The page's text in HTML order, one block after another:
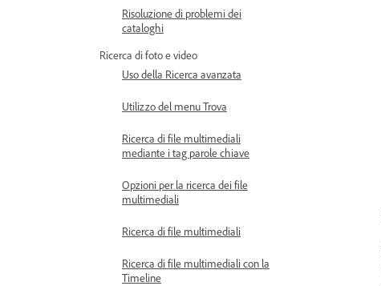
Risoluzione di problemi dei
cataloghi
Ricerca di foto e video
Uso della Ricerca avanzata
Utilizzo del menu Trova
Ricerca di file multimediali
mediante i tag parole chiave
Opzioni per la ricerca dei file
multimediali
Ricerca di file multimediali
Ricerca di file multimediali con la
Timeline